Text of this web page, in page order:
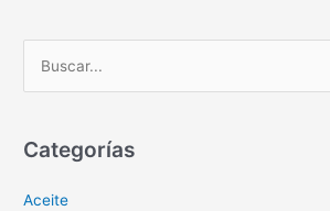
c
r
Categorías
Aceite